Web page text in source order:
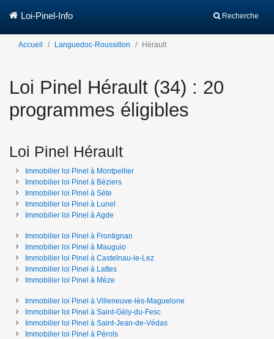
Recherche
Loi-Pinel-Info
Accueil Languedoc-Roussillon Hérault
Loi Pinel Hérault (34) : 20
programmes éligibles
Loi Pinel Hérault
Immobilier loi Pinel à Montpellier
Immobilier loi Pinel à Béziers
Immobilier loi Pinel à Sète
Immobilier loi Pinel à Lunel
Immobilier loi Pinel àAgde
Immobilier loi Pinel à Frontignan
Immobilier loi Pinel à Mauguio
Immobilier loi Pinel à Castelnau-le-Lez
Immobilier loi Pinel à Lattes
Immobilier loi Pinel à Mèze
Immobilier loi Pinel à Villeneuve-lès-Maguelone
Immobilier loi Pinel à Saint-Gély-du-Fesc
Immobilier loi Pinel à Saint-Jean-de-Védas
Immobilier loi Pinel à Pérols